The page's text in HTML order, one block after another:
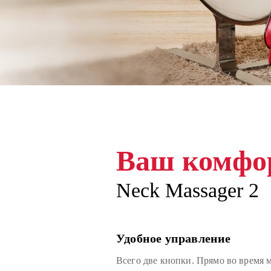
Ваш
Neck Massager 2
Удобное управление
Всего две кнопки. Прямо во время
Ваш
Neck Massager 2
Прогрев
Включите прогрев одним
Ваш
Neck Massager 2
Регулируйте силу массажа
Выберите оптимальное давление.